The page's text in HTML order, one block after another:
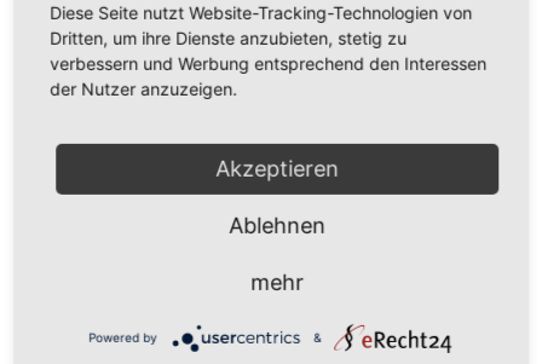
Diese Seite nutzt Website-Tracking-Technologien von
Dritten, um ihre Dienste anzubieten, stetig zu
verbessern und Werbung entsprechend den Interessen
der Nutzer anzuzeigen.
Akzeptieren
Ablehnen
mehr
Powered by &